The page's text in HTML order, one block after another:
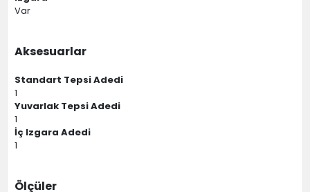
Var
Aksesuarlar
Standart Tepsi Adedi
1
Yuvarlak Tepsi Adedi
1
İç Izgara Adedi
1
Ölçüler